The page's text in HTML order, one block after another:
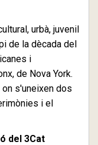
urbà, juvenil
de la dècada del
i
de Nova York.
on s'uneixen dos
i el
del 3Cat